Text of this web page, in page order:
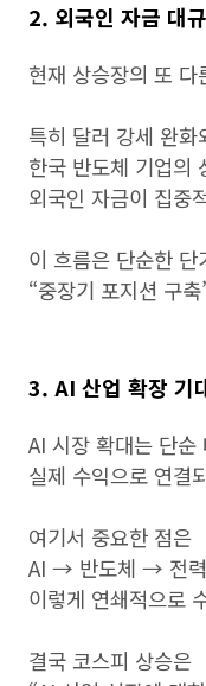
2. 외국인 자금 대
현재 상승장의 또
특히 달러 강세 완화
한국 반도체 기업의
외국인 자금이 집중
이 흐름은 단순한
“중장기 포지션 구
3. AI 산업 확장 기
AI 시장 확대는 단순
실제 수익으로 연결
여기서 중요한 점은
AI → 반도체 → 전
이렇게 연쇄적으로
결국 코스피 상승은